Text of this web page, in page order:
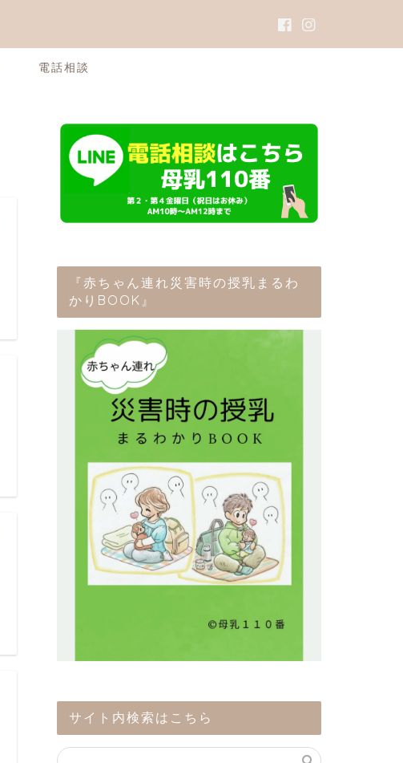
電話相談
『赤ちゃん連れ災害時の授乳まるわ
かりBOOK』
サイト内検索はこちら